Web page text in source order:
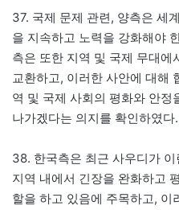
37. 국제 문제 관련, 양측은 세
을 지속하고 노력을 강화해야
측은 또한 지역 및 국제 무대에
교환하고, 이러한 사안에 대해
역 및 국제 사회의 평화와 안정
나가겠다는 의지를 확인하였다.
38. 한국측은 최근 사우디가
지역 내에서 긴장을 완화하고
할을 하고 있음에 주목하고, 이